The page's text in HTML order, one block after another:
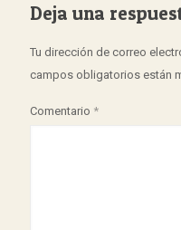
Deja una
Tu dirección de correo
campos obligatorios están
Comentario *